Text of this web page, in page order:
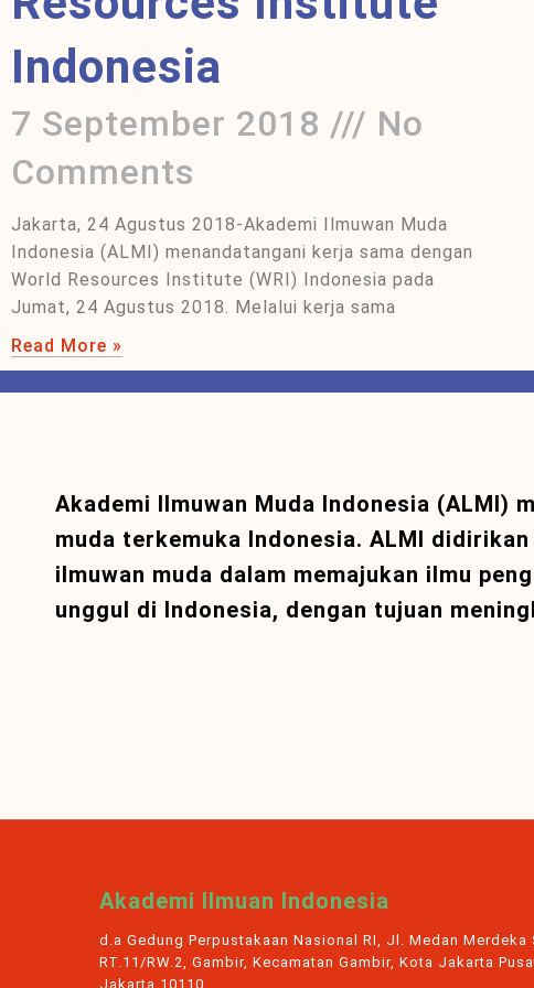
Indonesia
7 September 2018
No
Comments
Jakarta, 24 Agustus 2018-Akademi Ilmuwan Muda
Indonesia (ALMI) menandatangani kerja sama dengan
World Resources Institute (WRI) Indonesia pada
Jumat, 24 Agustus 2018. Melalui kerja sama
Read More »
Akademi Ilmuwan Muda Indonesia (ALMI)
muda terkemuka Indonesia. ALMI
ilmuwan muda dalam memajukan ilmu
unggul di Indonesia, dengan tujuan
Akademi Ilmuan Indonesia
d.a Gedung Perpustakaan Nasional RI, Jl. Medan Merdeka
RT.11/RW.2, Gambir, Kecamatan Gambir, Kota Jakarta
Jakarta 10110